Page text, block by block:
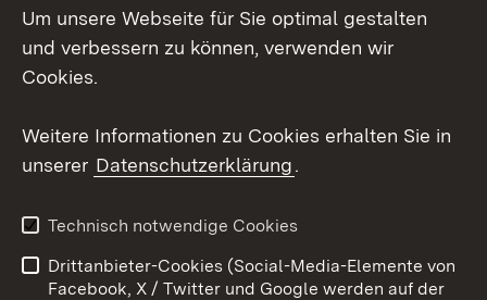
Social Wall
Youtube
Kontakt
Datenschutz
Barrierefreiheit
Impressum Cookies
Um unsere Webseite für Sie optimal gestalten
und verbessern zu können, verwenden wir
Cookies.
Weitere Informationen zu Cookies erhalten Sie in
unserer Datenschutzerklärung.
Technisch notwendige Cookies
Drittanbieter-Cookies (Social-Media-Elemente von
Facebook, X / Twitter und Google werden auf der